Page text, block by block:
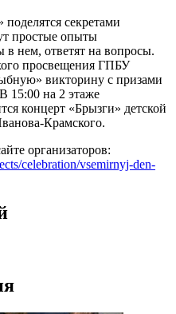
секретами
простые опыты
в нем, ответят на вопросы.
просвещения ГПБУ
викторину с призами
15:00 на 2 этаже
концерт «Брызги» детской
Крамского.
организаторов:
celebration/vsemirnyj-den-